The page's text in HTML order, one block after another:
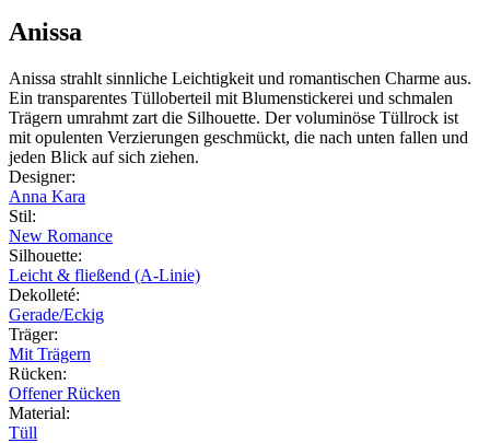
Anissa
Anissa strahlt sinnliche Leichtigkeit und romantischen Charme aus.
Ein transparentes Tülloberteil mit Blumenstickerei und schmalen
Trägern umrahmt zart die Silhouette. Der voluminöse Tüllrock ist
mit opulenten Verzierungen geschmückt, die nach unten fallen und
jeden Blick auf sich ziehen.
Designer:
Anna Kara
Stil:
New Romance
Silhouette:
Leicht & fließend (A-Linie)
Dekolleté:
Gerade/Eckig
Träger:
Mit Trägern
Rücken:
Offener Rücken
Material:
Tüll